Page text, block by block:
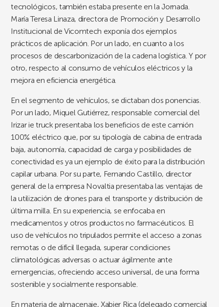
tecnológicos, también estaba presente en la Jornada.
María Teresa Linaza, directora de Promoción y Desarrollo
Institucional de Vicomtech exponía dos ejemplos
prácticos de aplicación. Por un lado, en cuanto a los
procesos de descarbonización de la cadena logística. Y por
otro, respecto al consumo de vehículos eléctricos y la
mejora en eficiencia energética.
En el segmento de vehículos, se dictaban dos ponencias.
Por un lado, Miquel Gutiérrez, responsable comercial del
Irizar ie truck presentaba los beneficios de este camión
100% eléctrico que, por su tipología de cabina de entrada
baja, autonomía, capacidad de carga y posibilidades de
conectividad es ya un ejemplo de éxito para la distribución
capilar urbana. Por su parte, Fernando Castillo, director
general de la empresa Novaltia presentaba las ventajas de
la utilización de drones para el transporte y distribución de
última milla. En su experiencia, se enfocaba en
medicamentos y otros productos no farmacéuticos. El
uso de vehículos no tripulados permite el acceso a zonas
remotas o de difícil llegada, superar condiciones
climatológicas adversas o actuar ágilmente ante
emergencias, ofreciendo acceso universal, de una forma
sostenible y socialmente responsable.
En materia de almacenaje, Xabier Rica (delegado comercial